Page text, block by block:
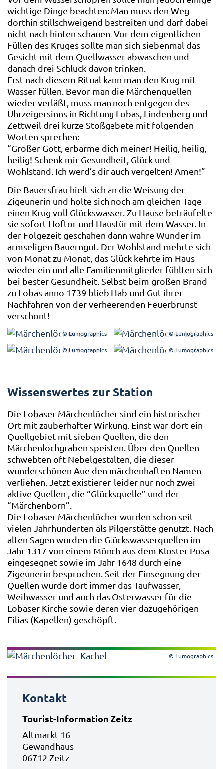
wichtige Dinge beachten: Man muss den Weg
dorthin stillschweigend bestreiten und darf dabei
nicht nach hinten schauen. Vor dem eigentlichen
Füllen des Kruges sollte man sich siebenmal das
Gesicht mit dem Quellwasser abwaschen und
danach drei Schluck davon trinken.
Erst nach diesem Ritual kann man den Krug mit
Wasser füllen. Bevor man die Märchenquellen
wieder verläßt, muss man noch entgegen des
Uhrzeigersinns in Richtung Lobas, Lindenberg und
Zettweil drei kurze Stoßgebete mit folgenden
Worten sprechen:
“Großer Gott, erbarme dich meiner! Heilig, heilig,
heilig! Schenk mir Gesundheit, Glück und
Wohlstand. Ich werd’s dir auch vergelten! Amen!”
Die Bauersfrau hielt sich an die Weisung der
Zigeunerin und holte sich noch am gleichen Tage
einen Krug voll Glückswasser. Zu Hause beträufelte
sie sofort Hoftor und Haustür mit dem Wasser. In
der Folgezeit geschahen dann wahre Wunder im
armseligen Bauerngut. Der Wohlstand mehrte sich
von Monat zu Monat, das Glück kehrte im Haus
wieder ein und alle Familienmitglieder fühlten sich
bei bester Gesundheit. Selbst beim großen Brand
zu Lobas anno 1739 blieb Hab und Gut ihrer
Nachfahren von der verheerenden Feuerbrunst
verschont!
© Lumographics © Lumographics
© Lumographics © Lumographics
Wissenswertes zur Station
Die Lobaser Märchenlöcher sind ein historischer
Ort mit zauberhafter Wirkung. Einst war dort ein
Quellgebiet mit sieben Quellen, die den
Märchenlochgraben speisten. Über den Quellen
schwebten oft Nebelgestalten, die dieser
wunderschönen Aue den märchenhaften Namen
verliehen. Jetzt existieren leider nur noch zwei
aktive Quellen , die “Glücksquelle” und der
“Märchenborn”.
Die Lobaser Märchenlöcher wurden schon seit
vielen Jahrhunderten als Pilgerstätte genutzt. Nach
alten Sagen wurden die Glückswasserquellen im
Jahr 1317 von einem Mönch aus dem Kloster Posa
eingesegnet sowie im Jahr 1648 durch eine
Zigeunerin besprochen. Seit der Einsegnung der
Quellen wurde dort immer das Taufwasser,
Weihwasser und auch das Osterwasser für die
Lobaser Kirche sowie deren vier dazugehörigen
Filias (Kapellen) geschöpft.
© Lumographics
Kontakt
Tourist-Information Zeitz
Altmarkt 16
Gewandhaus
06712 Zeitz